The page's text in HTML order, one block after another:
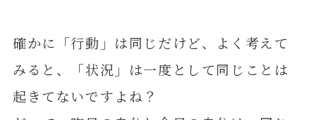
確かに「行動」は同じだけど、よく考えて
みると、「状況」は一度として同じことは
起きてないですよね？